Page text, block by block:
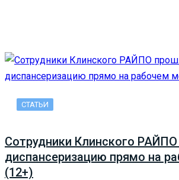
СТАТЬИ
Сотрудники Клинского
диспансеризацию прямо на
(12+)